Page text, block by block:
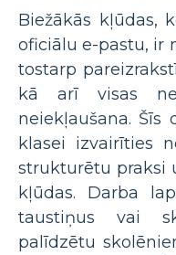
Biežākās kļūdas,
oficiālu e-pastu, ir
tostarp
kā arī visas
neiekļaušana. Šīs
klasei izvairīties
strukturētu praksi
kļūdas. Darba
taustiņus vai
palīdzētu